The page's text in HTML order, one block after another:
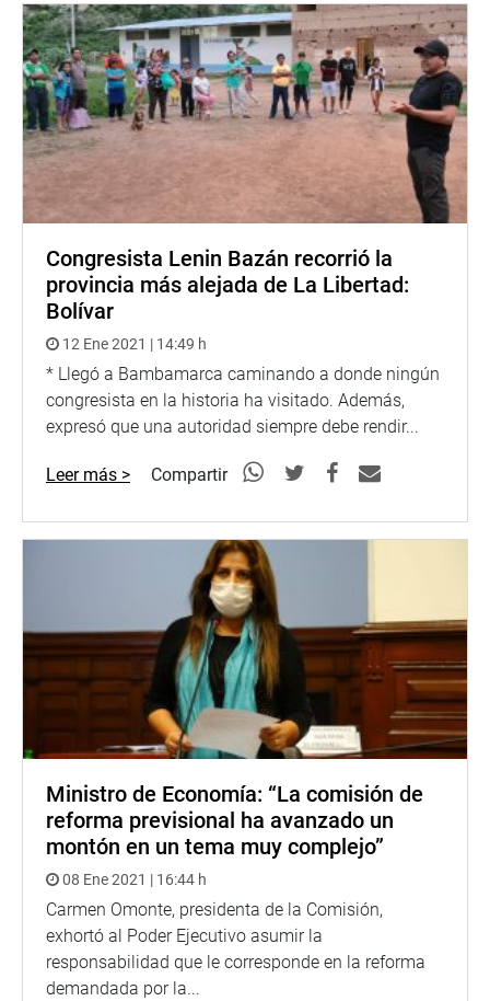
Congresista Lenin Bazán recorrió la
provincia más alejada de La Libertad:
Bolívar
12 Ene 2021 | 14:49 h
* Llegó a Bambamarca caminando a donde ningún
congresista en la historia ha visitado. Además,
expresó que una autoridad siempre debe rendir...
Leer más > Compartir
Ministro de Economía: “La comisión de
reforma previsional ha avanzado un
montón en un tema muy complejo”
08 Ene 2021 | 16:44 h
Carmen Omonte, presidenta de la Comisión,
exhortó al Poder Ejecutivo asumir la
responsabilidad que le corresponde en la reforma
demandada por la...